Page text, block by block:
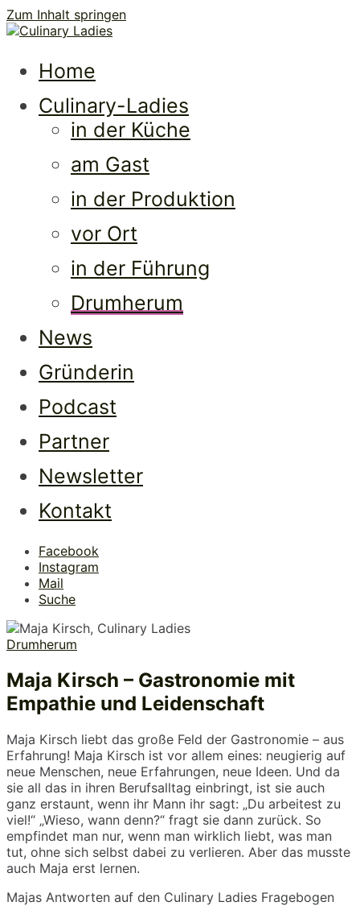
Zum Inhalt springen
Home
Culinary-Ladies
in der Küche
am Gast
in der Produktion
vor Ort
in der Führung
Drumherum
News
Gründerin
Podcast
Partner
Newsletter
Kontakt
Facebook
Instagram
Mail
Suche
Drumherum
Maja Kirsch – Gastronomie mit
Empathie und Leidenschaft
Maja Kirsch liebt das große Feld der Gastronomie – aus
Erfahrung! Maja Kirsch ist vor allem eines: neugierig auf
neue Menschen, neue Erfahrungen, neue Ideen. Und da
sie all das in ihren Berufsalltag einbringt, ist sie auch
ganz erstaunt, wenn ihr Mann ihr sagt: „Du arbeitest zu
viel!“ „Wieso, wann denn?“ fragt sie dann zurück. So
empfindet man nur, wenn man wirklich liebt, was man
tut, ohne sich selbst dabei zu verlieren. Aber das musste
auch Maja erst lernen.
Majas Antworten auf den Culinary Ladies Fragebogen